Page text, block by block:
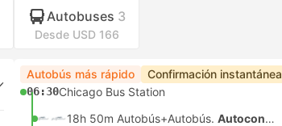
Autobuses 3
Desde USD 166
Autobús más rápido Confirmación instantánea
06:30Chicago Bus Station
18h 50m Autobús+Autobús. Autoconexión